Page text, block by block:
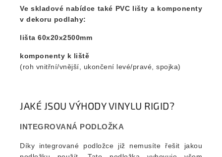
Ve skladové nabídce také PVC lišty a komponenty
v dekoru podlahy:
lišta 60x20x2500mm
komponenty k liště
(roh vnitřní/vnější, ukončení levé/pravé, spojka)
JAKÉ JSOU VÝHODY VINYLU RIGID?
INTEGROVANÁ PODLOŽKA
Díky integrované podložce již nemusíte řešit jakou